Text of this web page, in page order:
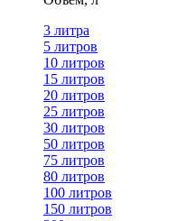
3 литра
5 литров
10 литров
15 литров
20 литров
25 литров
30 литров
50 литров
75 литров
80 литров
100 литров
150 литров